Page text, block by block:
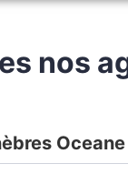
OBSÈQUES
nos
Oceane